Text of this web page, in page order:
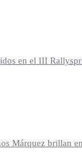
en el III
Márquez brillan